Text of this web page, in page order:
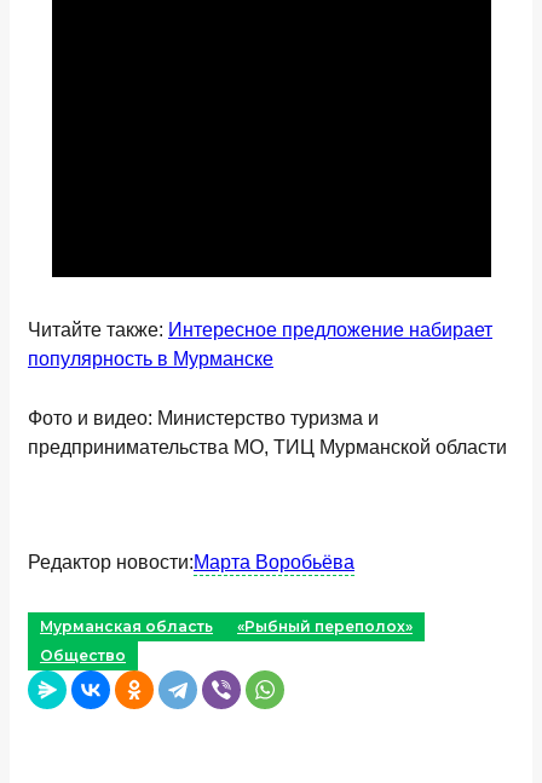
Читайте также: Интересное предложение набирает
популярность в Мурманске
Фото и видео: Министерство туризма и
предпринимательства МО, ТИЦ Мурманской области
Редактор новости:Марта Воробьёва
Мурманская область
«Рыбный переполох»
Общество